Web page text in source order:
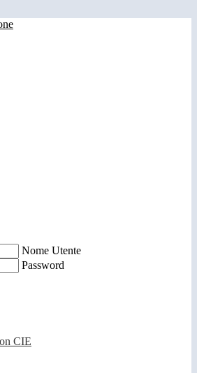
Nome Utente
Password
CIE